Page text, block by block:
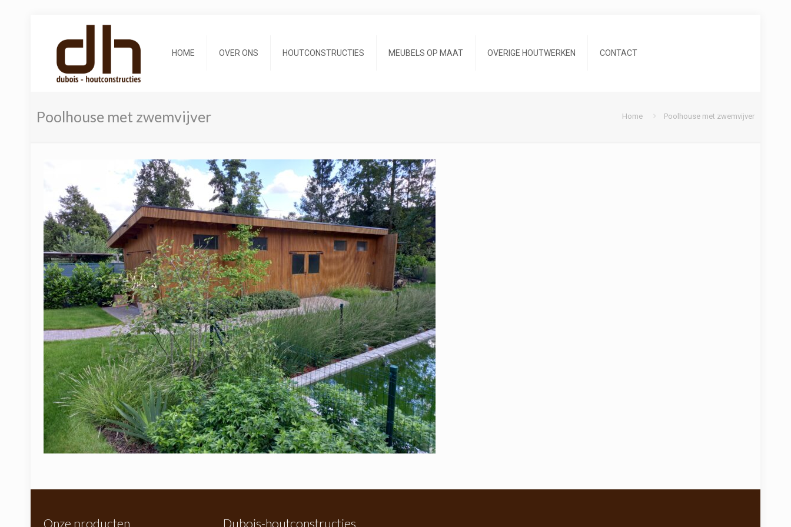
HOME OVER ONS HOUTCONSTRUCTIES MEUBELS OP MAAT OVERIGE HOUTWERKEN CONTACT
Poolhouse met zwemvijver Home Poolhouse met zwemvijver
Onze producten Dubois-houtconstructies